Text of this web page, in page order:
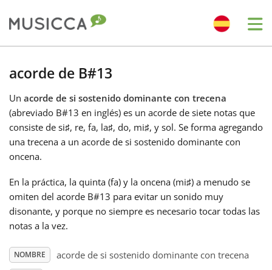
Български
Dansk
Deutsch
English
Español
acorde de B#13
Un acorde de si sostenido dominante con trecena
(abreviado B#13 en inglés) es un acorde de siete notas que
consiste de si♯, re, fa, la♯, do, mi♯, y sol. Se forma agregando
una trecena a un acorde de si sostenido dominante con
oncena.
En la práctica, la quinta (fa) y la oncena (mi♯) a menudo se
omiten del acorde B#13 para evitar un sonido muy
disonante, y porque no siempre es necesario tocar todas las
notas a la vez.
NOMBRE acorde de si sostenido dominante con trecena